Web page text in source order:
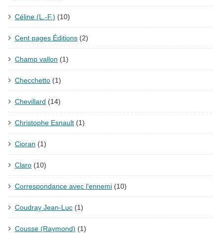
Céline (L.-F.) (10)
Cent pages Éditions (2)
Champ vallon (1)
Checchetto (1)
Chevillard (14)
Christophe Esnault (1)
Cioran (1)
Claro (10)
Correspondance avec l'ennemi (10)
Coudray Jean-Luc (1)
Cousse (Raymond) (1)